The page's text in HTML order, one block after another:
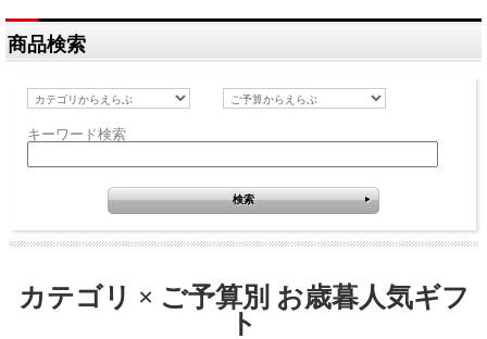
商品検索
キーワード検索
カテゴリ × ご予算別 お歳暮人気ギフ
ト